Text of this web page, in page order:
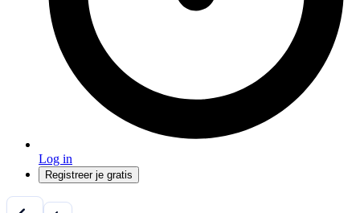
Log in
Registreer je gratis